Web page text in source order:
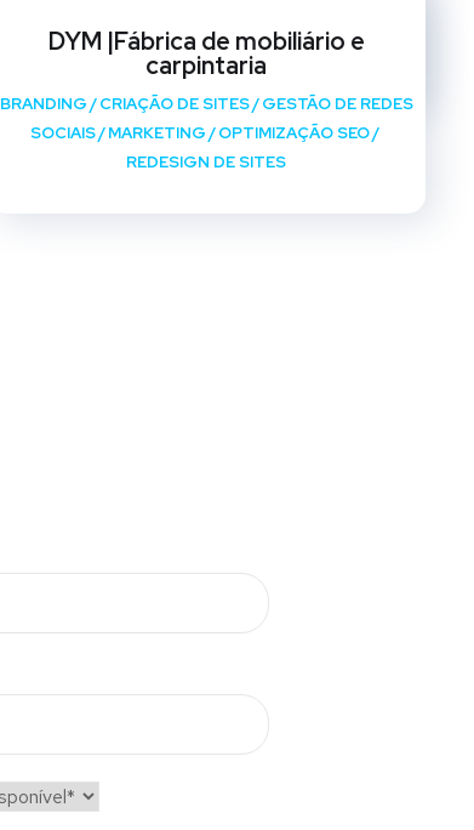
REDESIGN DE SITES
DYM |Fábrica de mobiliário e
carpintaria
BRANDING/CRIAÇÃO DE SITES/GESTÃO DE REDES
SOCIAIS/MARKETING/OPTIMIZAÇÃO SEO/
REDESIGN DE SITES